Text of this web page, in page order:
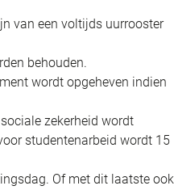
van een voltijds uurrooster
behouden.
wordt opgeheven indien
zekerheid wordt
studentenarbeid wordt 15
Of met dit laatste ook